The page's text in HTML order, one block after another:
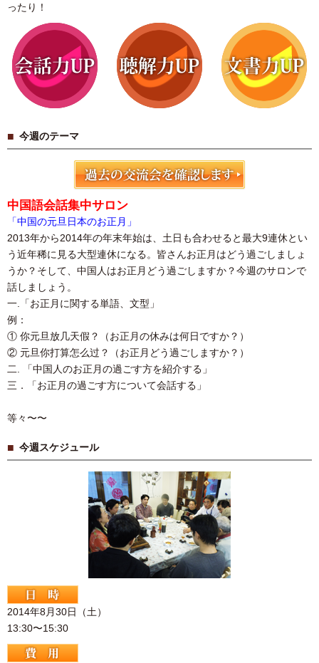
ホームページを見たと
お伝えください。
03-6806-1085
月曜〜金曜
10:00〜21:00
土曜日
10:00〜18:00
➤予約はこちら
ったり！
今週のテーマ
中国語会話集中サロン
「中国の元旦日本のお正月」
2013年から2014年の年末年始は、土日も合わせると最大9連休とい
う近年稀に見る大型連休になる。皆さんお正月はどう過ごしましょ
うか？そして、中国人はお正月どう過ごしますか？今週のサロンで
話しましょう。
一.「お正月に関する単語、文型」
例：
① 你元旦放几天假？（お正月の休みは何日ですか？）
② 元旦你打算怎么过？（お正月どう過ごしますか？）
二. 「中国人のお正月の過ごす方を紹介する」
三．「お正月の過ごす方について会話する」
等々〜〜
今週スケジュール
2014年8月30日（土）
13:30〜15:30